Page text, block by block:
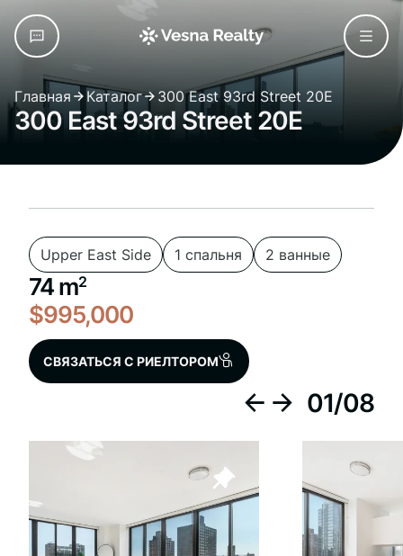
Главная Каталог 300 East 93rd Street 20E
300 East 93rd Street 20E
Upper East Side 1 спальня 2 ванные
74 m2
$995,000
СВЯЗАТЬСЯ С РИЕЛТОРОМ
01/08